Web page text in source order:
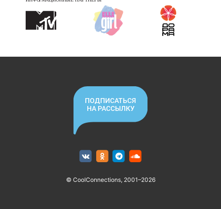
ПОДПИСАТЬСЯ
НА РАССЫЛКУ
© CoolConnections, 2001–2026